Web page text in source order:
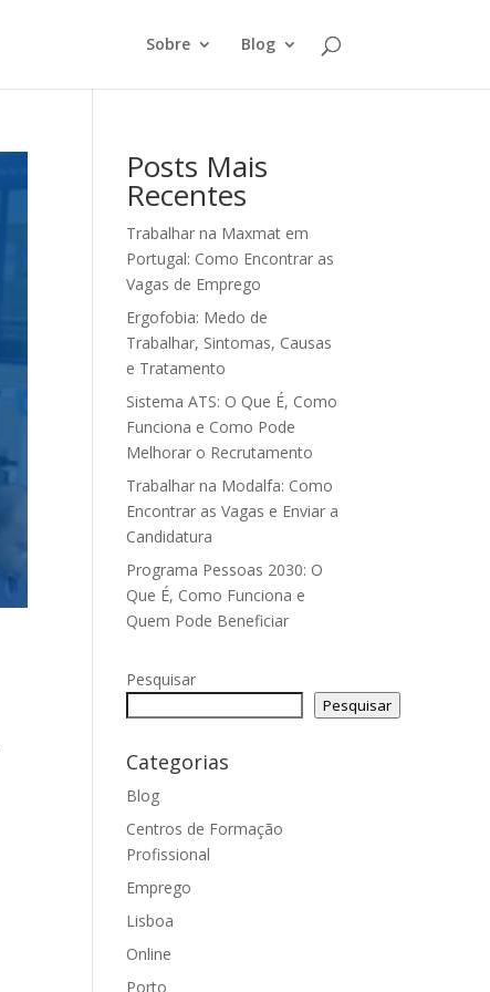
Sobre Blog
Posts Mais
Recentes
Trabalhar na Maxmat em
Portugal: Como Encontrar as
Vagas de Emprego
Ergofobia: Medo de
Trabalhar, Sintomas, Causas
e Tratamento
Sistema ATS: O Que É, Como
Funciona e Como Pode
Melhorar o Recrutamento
Trabalhar na Modalfa: Como
Encontrar as Vagas e Enviar a
Candidatura
Programa Pessoas 2030: O
Que É, Como Funciona e
Quem Pode Beneficiar
Pesquisar
Pesquisar
Categorias
Blog
Centros de Formação
Profissional
Emprego
Lisboa
Online
Porto